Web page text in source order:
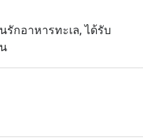
กลางกรุงเทพฯ ตั้งอยู่ที่
เพชรบุรีตัดใหม่) ชั้น 2
ง เหมาะสำหรับ
โดยเฉพาะ กุ้งไซส์ใหญ่
นอย่าง แกงส้มแป๊ะซะ
กอาหารทะเล, ได้รับ